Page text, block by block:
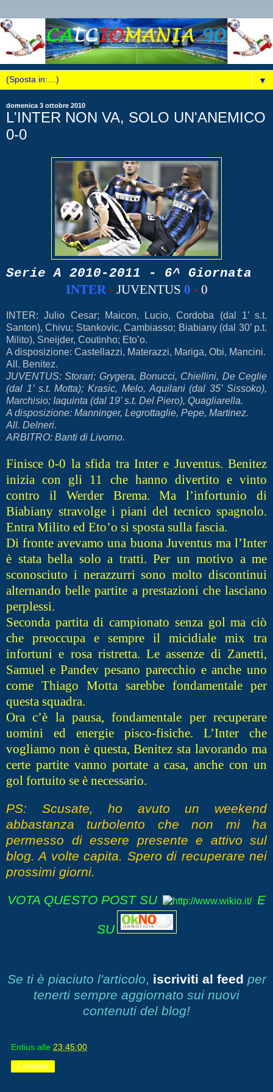
▼
domenica 3 ottobre 2010
L'INTER NON VA, SOLO UN'ANEMICO
0-0
Serie A 2010-2011 - 6^ Giornata
INTER- JUVENTUS 0 - 0
INTER: Julio Cesar; Maicon, Lucio, Cordoba (dal 1’ s.t.
Santon), Chivu; Stankovic, Cambiasso; Biabiany (dal 30’ p.t.
Milito), Sneijder, Coutinho; Eto’o.
A disposizione: Castellazzi, Materazzi, Mariga, Obi, Mancini.
All. Benitez.
JUVENTUS: Storari; Grygera, Bonucci, Chiellini, De Ceglie
(dal 1’ s.t. Motta); Krasic, Melo, Aquilani (dal 35’ Sissoko),
Marchisio; Iaquinta (dal 19’ s.t. Del Piero), Quagliarella.
A disposizione: Manninger, Legrottaglie, Pepe, Martinez.
All. Delneri.
ARBITRO: Banti di Livorno.
Finisce 0-0 la sfida tra Inter e Juventus. Benitez
inizia con gli 11 che hanno divertito e vinto
contro il Werder Brema. Ma l’infortunio di
Biabiany stravolge i piani del tecnico spagnolo.
Entra Milito ed Eto’o si sposta sulla fascia.
Di fronte avevamo una buona Juventus ma l’Inter
è stata bella solo a tratti. Per un motivo a me
sconosciuto i nerazzurri sono molto discontinui
alternando belle partite a prestazioni che lasciano
perplessi.
Seconda partita di campionato senza gol ma ciò
che preoccupa e sempre il micidiale mix tra
infortuni e rosa ristretta. Le assenze di Zanetti,
Samuel e Pandev pesano parecchio e anche uno
come Thiago Motta sarebbe fondamentale per
questa squadra.
Ora c’è la pausa, fondamentale per recuperare
uomini ed energie pisco-fisiche. L’Inter che
vogliamo non è questa, Benitez sta lavorando ma
certe partite vanno portate a casa, anche con un
gol fortuito se è necessario.
PS: Scusate, ho avuto un weekend
abbastanza turbolento che non mi ha
permesso di essere presente e attivo sul
blog. A volte capita. Spero di recuperare nei
prossimi giorni.
VOTA QUESTO POST SU
E
SU
Se ti è piaciuto l'articolo, iscriviti al feed per
tenerti sempre aggiornato sui nuovi
contenuti del blog!
Entius alle 23:45:00
Condividi